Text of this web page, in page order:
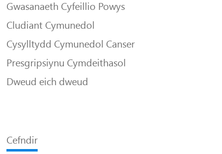
Gwasanaeth Cyfeillio Powys
Cludiant Cymunedol
Cysylltydd Cymunedol Canser
Presgripsiynu Cymdeithasol
Dweud eich dweud
Cefndir